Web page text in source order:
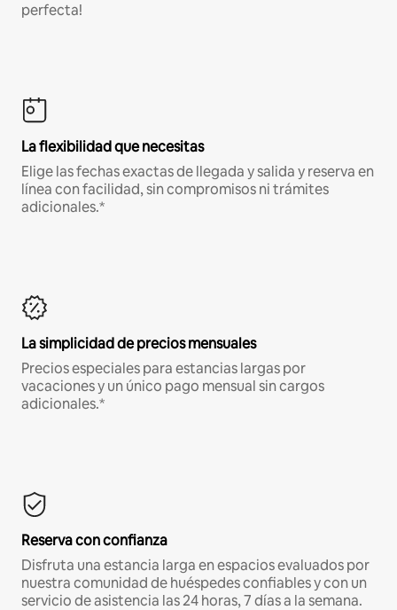
perfecta!
La flexibilidad que necesitas
Elige las fechas exactas de llegada y salida y reserva en
línea con facilidad, sin compromisos ni trámites
adicionales.*
La simplicidad de precios mensuales
Precios especiales para estancias largas por
vacaciones y un único pago mensual sin cargos
adicionales.*
Reserva con confianza
Disfruta una estancia larga en espacios evaluados por
nuestra comunidad de huéspedes confiables y con un
servicio de asistencia las 24 horas, 7 días a la semana.